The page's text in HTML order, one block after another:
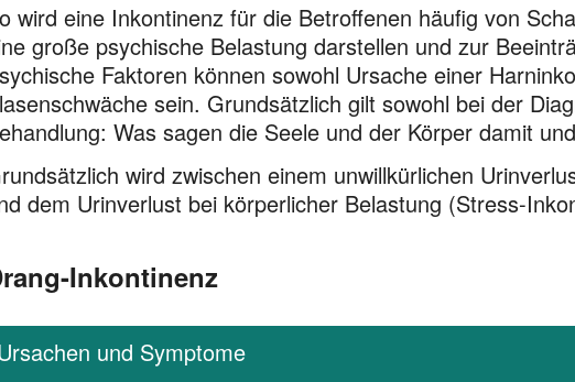
wird eine Inkontinenz für die Betroffenen häufig von
große psychische Belastung darstellen und zur
Faktoren können sowohl Ursache einer
sein. Grundsätzlich gilt sowohl bei der
Was sagen die Seele und der Körper damit
wird zwischen einem unwillkürlichen
dem Urinverlust bei körperlicher Belastung (Stress-
Inkontinenz
und Symptome